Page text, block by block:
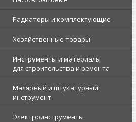
Радиаторы и комплектующие
Хозяйственные товары
Инструменты и материалы
для строительства и ремонта
Малярный и штукатурный
инструмент
Электроинструменты